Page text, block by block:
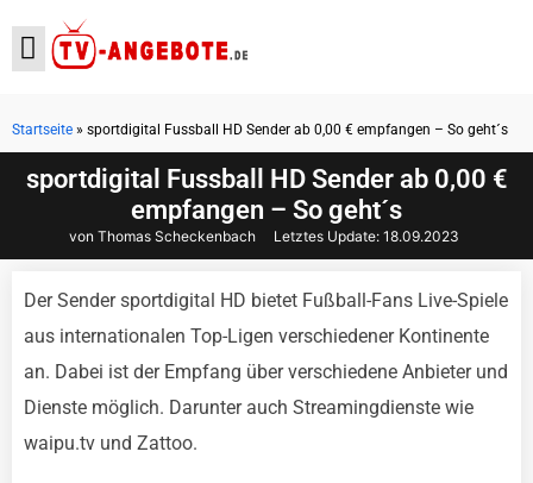
sportdigital Fussball HD Sender ab 0,00 €
empfangen – So geht´s
von Thomas Scheckenbach Letztes Update: 18.09.2023
Startseite » sportdigital Fussball HD Sender ab 0,00 € empfangen – So geht´s
Der Sender sportdigital HD bietet Fußball-Fans Live-Spiele
aus internationalen Top-Ligen verschiedener Kontinente
an. Dabei ist der Empfang über verschiedene Anbieter und
Dienste möglich. Darunter auch Streamingdienste wie
waipu.tv und Zattoo.